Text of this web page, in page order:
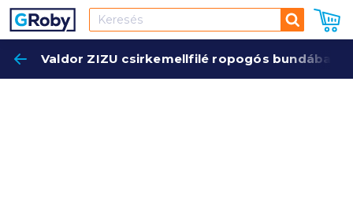
Keresés
Valdor ZIZU csirkemellfilé ropogós bundában